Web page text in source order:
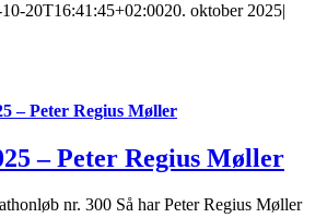
20T16:41:45+02:0020. oktober 2025|
– Peter Regius Møller
– Peter Regius Møller
nr. 300 Så har Peter Regius Møller